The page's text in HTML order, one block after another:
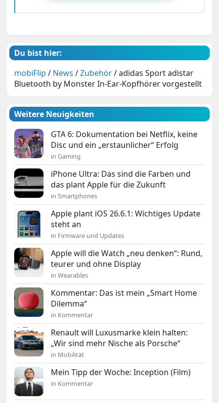
Du bist hier:
mobiFlip / News /Zubehör/adidas Sport adistar
Bluetooth by Monster In-Ear-Kopfhörer vorgestellt
Weitere Neuigkeiten
GTA 6: Dokumentation bei Netflix, keine
Disc und ein „erstaunlicher“ Erfolg
in Gaming
iPhone Ultra: Das sind die Farben und
das plant Apple für die Zukunft
in Smartphones
Apple plant iOS 26.6.1: Wichtiges Update
steht an
in Firmware und Updates
Apple will die Watch „neu denken“: Rund,
teurer und ohne Display
in Wearables
Kommentar: Das ist mein „Smart Home
Dilemma“
in Kommentar
Renault will Luxusmarke klein halten:
„Wir sind mehr Nische als Porsche“
in Mobilität
Mein Tipp der Woche: Inception (Film)
in Kommentar